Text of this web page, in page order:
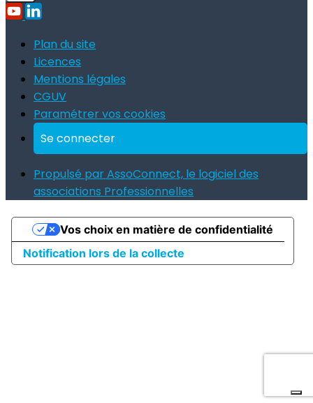
Plan du site
Licences
Mentions légales
CGUV
Paramétrer vos cookies
Se connecter
Propulsé par AssoConnect, le logiciel des
associations Professionnelles
Notification lors de la collecte
Vos choix en matière de confidentialité